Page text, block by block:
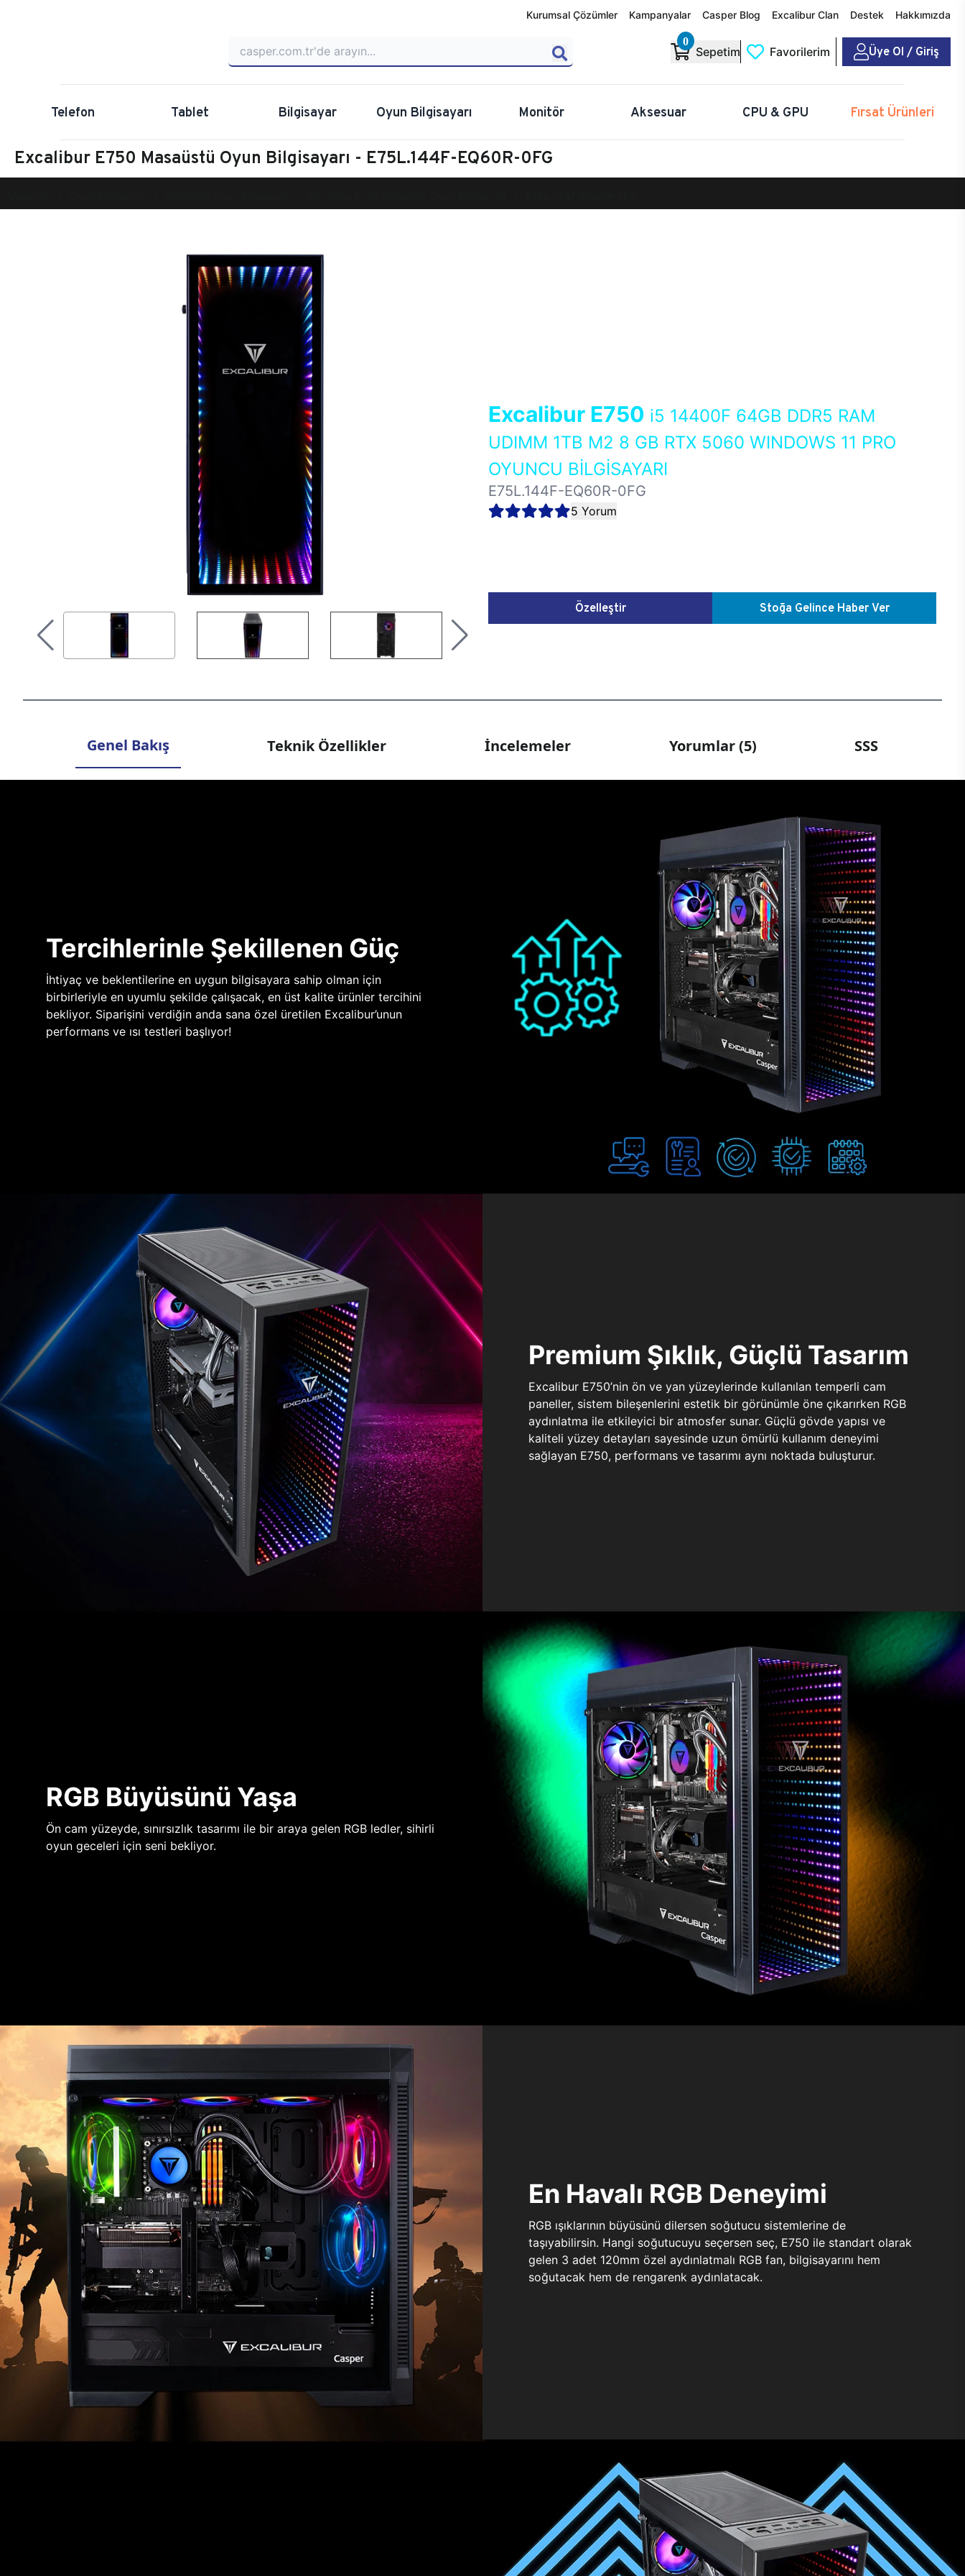
Kurumsal Çözümler Kampanyalar Casper Blog Excalibur Clan Destek Hakkımızda
0
Sepetim Favorilerim Üye Ol / Giriş
Telefon Tablet Bilgisayar Oyun Bilgisayarı Monitör Aksesuar CPU & GPU Fırsat Ürünleri
Excalibur E750 Masaüstü Oyun Bilgisayarı - E75L.144F-EQ60R-0FG
Excalibur E750 i5 14400F 64GB DDR5 RAM
UDIMM 1TB M2 8 GB RTX 5060 WINDOWS 11 PRO
OYUNCU BİLGİSAYARI
E75L.144F-EQ60R-0FG
5 Yorum
Özelleştir Stoğa Gelince Haber Ver
Genel Bakış Teknik Özellikler İncelemeler Yorumlar (5) SSS
Tercihlerinle Şekillenen Güç
İhtiyaç ve beklentilerine en uygun bilgisayara sahip olman için
birbirleriyle en uyumlu şekilde çalışacak, en üst kalite ürünler tercihini
bekliyor. Siparişini verdiğin anda sana özel üretilen Excalibur’unun
performans ve ısı testleri başlıyor!
Premium Şıklık, Güçlü Tasarım
Excalibur E750’nin ön ve yan yüzeylerinde kullanılan temperli cam
paneller, sistem bileşenlerini estetik bir görünümle öne çıkarırken RGB
aydınlatma ile etkileyici bir atmosfer sunar. Güçlü gövde yapısı ve
kaliteli yüzey detayları sayesinde uzun ömürlü kullanım deneyimi
sağlayan E750, performans ve tasarımı aynı noktada buluşturur.
RGB Büyüsünü Yaşa
Ön cam yüzeyde, sınırsızlık tasarımı ile bir araya gelen RGB ledler, sihirli
oyun geceleri için seni bekliyor.
En Havalı RGB Deneyimi
RGB ışıklarının büyüsünü dilersen soğutucu sistemlerine de
taşıyabilirsin. Hangi soğutucuyu seçersen seç, E750 ile standart olarak
gelen 3 adet 120mm özel aydınlatmalı RGB fan, bilgisayarını hem
soğutacak hem de rengarenk aydınlatacak.